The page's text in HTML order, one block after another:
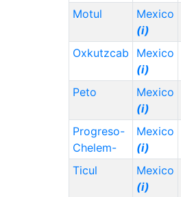
Motul
Mexico
(i)
Oxkutzcab
Mexico
(i)
Peto
Mexico
(i)
Progreso-
Chelem-
Mexico
(i)
Ticul
Mexico
(i)